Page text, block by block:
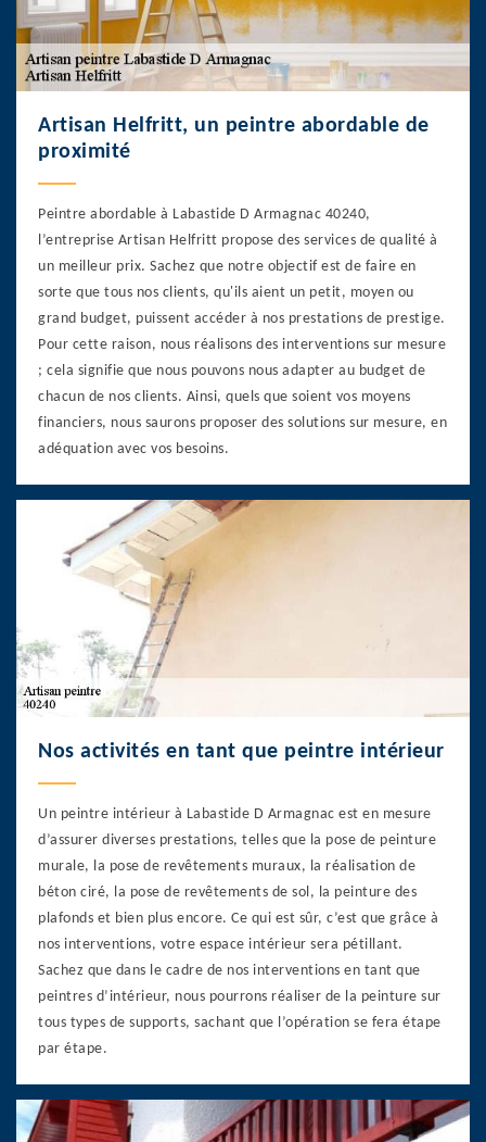
Artisan Helfritt, un peintre abordable de
proximité
Peintre abordable à Labastide D Armagnac 40240,
l’entreprise Artisan Helfritt propose des services de qualité à
un meilleur prix. Sachez que notre objectif est de faire en
sorte que tous nos clients, qu'ils aient un petit, moyen ou
grand budget, puissent accéder à nos prestations de prestige.
Pour cette raison, nous réalisons des interventions sur mesure
; cela signifie que nous pouvons nous adapter au budget de
chacun de nos clients. Ainsi, quels que soient vos moyens
financiers, nous saurons proposer des solutions sur mesure, en
adéquation avec vos besoins.
Nos activités en tant que peintre intérieur
Un peintre intérieur à Labastide D Armagnac est en mesure
d’assurer diverses prestations, telles que la pose de peinture
murale, la pose de revêtements muraux, la réalisation de
béton ciré, la pose de revêtements de sol, la peinture des
plafonds et bien plus encore. Ce qui est sûr, c’est que grâce à
nos interventions, votre espace intérieur sera pétillant.
Sachez que dans le cadre de nos interventions en tant que
peintres d’intérieur, nous pourrons réaliser de la peinture sur
tous types de supports, sachant que l’opération se fera étape
par étape.